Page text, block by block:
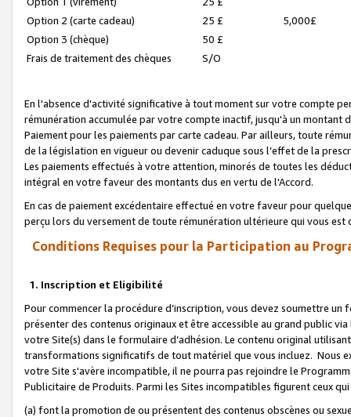
Option 2 (carte cadeau)
25 £
5,000£
Option 3 (chèque)
50 £
Frais de traitement des chèques
S/O
En l'absence d'activité significative à tout moment sur votre compte
rémunération accumulée par votre compte inactif, jusqu'à un montant
Paiement pour les paiements par carte cadeau. Par ailleurs, toute
de la législation en vigueur ou devenir caduque sous l’effet de la
Les paiements effectués à votre attention, minorés de toutes les
intégral en votre faveur des montants dus en vertu de l'Accord.
En cas de paiement excédentaire effectué en votre faveur pour
perçu lors du versement de toute rémunération ultérieure qui vous est
Conditions Requises pour la Participation au
1. Inscription et Eligibilité
Pour commencer la procédure d’inscription, vous devez soumettre
présenter des contenus originaux et être accessible au grand public
votre Site(s) dans le formulaire d’adhésion. Le contenu original
transformations significatifs de tout matériel que vous incluez. Nous
votre Site s'avère incompatible, il ne pourra pas rejoindre le
Publicitaire de Produits. Parmi les Sites incompatibles figurent ceux
(a) font la promotion de ou présentent des contenus obscènes ou